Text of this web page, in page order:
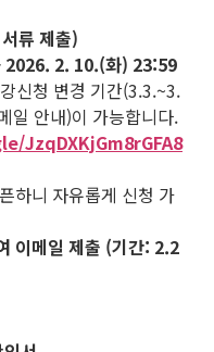
류 제출)
2. 10.(화) 23:59
신청 변경 기간(3.3.~3.
일 안내)이 가능합니다.
JzqDXKjGm8rGFA8
하니 자유롭게 신청 가
이메일 제출 (기간: 2.2